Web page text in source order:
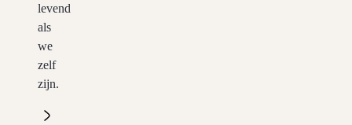
levend
als
we
zelf
zijn.